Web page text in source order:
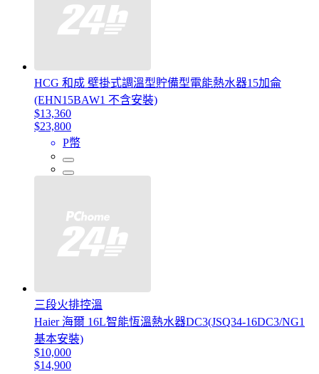
HCG 和成 壁掛式調溫型貯備型電能熱水器15加侖
(EHN15BAW1 不含安裝)
$13,360
$23,800
P幣
三段火排控溫
Haier 海爾 16L智能恆溫熱水器DC3(JSQ34-16DC3/NG1
基本安裝)
$10,000
$14,900